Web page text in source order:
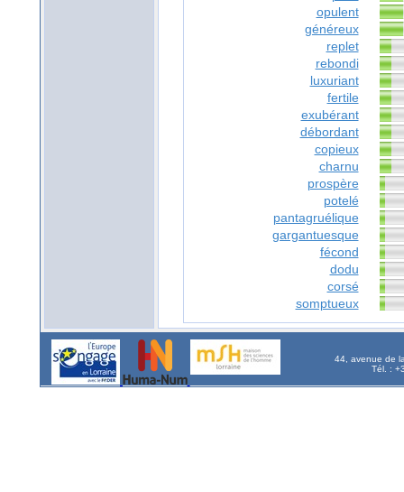
opulent
généreux
replet
rebondi
luxuriant
fertile
exubérant
débordant
copieux
charnu
prospère
potelé
pantagruélique
gargantuesque
fécond
dodu
corsé
somptueux
44, avenue de
Tél. :